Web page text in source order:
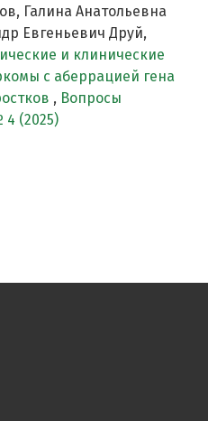
Галина Анатольевна
Евгеньевич Друй,
и клинические
с аберрацией гена
, Вопросы
4 (2025)